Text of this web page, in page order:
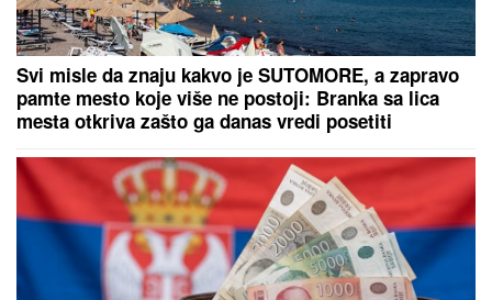
Svi misle da znaju kakvo je SUTOMORE, a zapravo
pamte mesto koje više ne postoji: Branka sa lica
mesta otkriva zašto ga danas vredi posetiti